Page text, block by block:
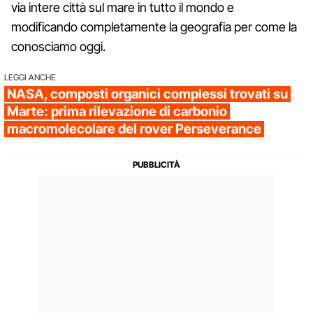
via intere città sul mare in tutto il mondo e
modificando completamente la geografia per come la
conosciamo oggi.
LEGGI ANCHE
NASA, composti organici complessi trovati su
Marte: prima rilevazione di carbonio
macromolecolare del rover Perseverance